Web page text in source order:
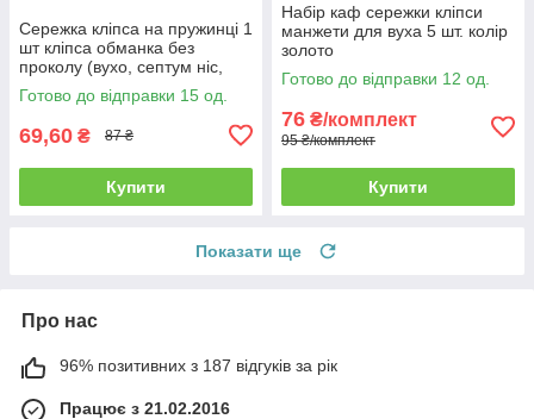
Сережка кліпса на пружинці 1
шт кліпса обманка без
проколу (вухо, септум ніс,
губа) кольорова
Готово до відправки 15 од.
69,60 ₴ 87 ₴
Купити
Набір каф сережки кліпси
манжети для вуха 5 шт. колір
золото
Готово до відправки 12 од.
76 ₴/комплект
95 ₴/комплект
Купити
Показати ще
Про нас
96% позитивних з 187 відгуків за рік
Працює з 21.02.2016